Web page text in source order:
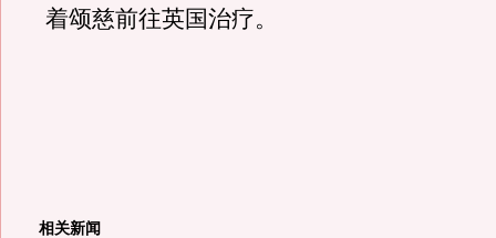
着颂慈前往英国治疗。
相关新闻